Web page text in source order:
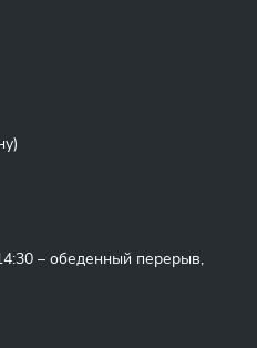
– обеденный перерыв,